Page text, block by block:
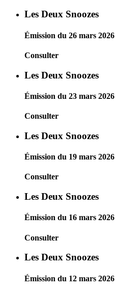
Les Deux Snoozes
Émission du 26 mars 2026
Consulter
Les Deux Snoozes
Émission du 23 mars 2026
Consulter
Les Deux Snoozes
Émission du 19 mars 2026
Consulter
Les Deux Snoozes
Émission du 16 mars 2026
Consulter
Les Deux Snoozes
Émission du 12 mars 2026